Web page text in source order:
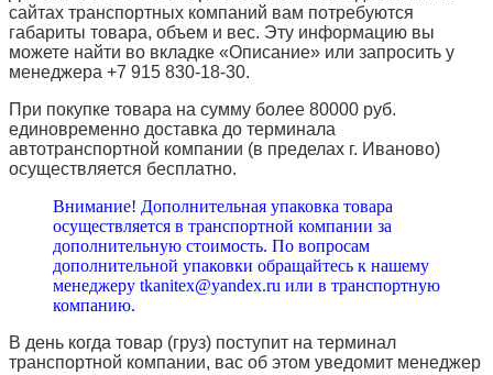
сайтах транспортных компаний вам потребуются
габариты товара, объем и вес. Эту информацию вы
можете найти во вкладке «Описание» или запросить у
менеджера +7 915 830-18-30.
При покупке товара на сумму более 80000 руб.
единовременно доставка до терминала
автотранспортной компании (в пределах г. Иваново)
осуществляется бесплатно.
Внимание! Дополнительная упаковка товара
осуществляется в транспортной компании за
дополнительную стоимость. По вопросам
дополнительной упаковки обращайтесь к нашему
менеджеру tkanitex@yandex.ru или в транспортную
компанию.
В день когда товар (груз) поступит на терминал
транспортной компании, вас об этом уведомит менеджер